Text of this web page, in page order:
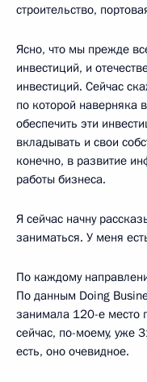
строительство,
Ясно, что мы прежде
инвестиций, и
инвестиций. Сейчас
по которой наверняка
обеспечить эти
вкладывать и свои
конечно, в развитие
работы бизнеса.
Я сейчас начну
заниматься. У меня
По каждому
По данным Doing
занимала 120-е место
сейчас, по-моему, уже
есть, оно очевидное.